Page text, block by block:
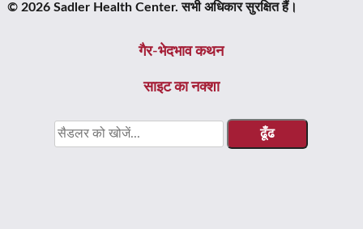
© 2026 Sadler Health Center. सभी अधिकार सुरक्षित हैं।
गैर-भेदभाव कथन
साइट का नक्शा
के
लिए